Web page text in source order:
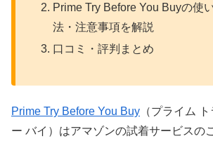
Prime Try Before You Buyの使
法・注意事項を解説
口コミ・評判まとめ
Prime Try Before You Buy （プライム
ー バイ）はアマゾンの試着サービスの